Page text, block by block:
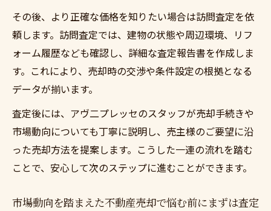
その後、より正確な価格を知りたい場合は訪問査定を依
頼します。訪問査定では、建物の状態や周辺環境、リフ
ォーム履歴なども確認し、詳細な査定報告書を作成しま
す。これにより、売却時の交渉や条件設定の根拠となる
データが揃います。
査定後には、アヴ二プレッセのスタッフが売却手続きや
市場動向についても丁寧に説明し、売主様のご要望に沿
った売却方法を提案します。こうした一連の流れを踏む
ことで、安心して次のステップに進むことができます。
市場動向を踏まえた不動産売却で悩む前にまずは査定